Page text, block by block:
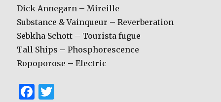
Dick Annegarn – Mireille
Substance & Vainqueur – Reverberation
Sebkha Schott – Tourista fugue
Tall Ships – Phosphorescence
Ropoporose – Electric
F